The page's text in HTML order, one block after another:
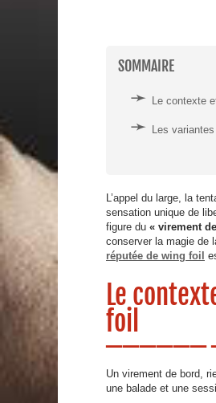
SOMMAIRE
Le contexte
Les
L’appel du large, la
sensation unique de
figure du « virement
conserver la magie de
réputée de wing foil
Le
foil
Un virement de bord,
une balade et une